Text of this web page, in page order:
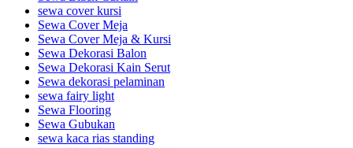
sewa cover kursi
Sewa Cover Meja
Sewa Cover Meja & Kursi
Sewa Dekorasi Balon
Sewa Dekorasi Kain Serut
Sewa dekorasi pelaminan
sewa fairy light
Sewa Flooring
Sewa Gubukan
sewa kaca rias standing